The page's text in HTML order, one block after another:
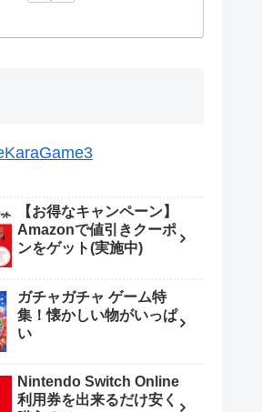
【お得なキャンペーン】
Amazonで値引きクーポ
ンをゲット(実施中)
ガチャガチャ ゲーム特
集！懐かしい物がいっぱ
い
Nintendo Switch Online
利用券を出来るだけ安く